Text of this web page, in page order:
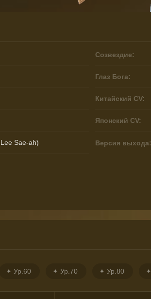
Созвездие:
Глаз Бога:
Китайский CV:
Японский CV:
Sae-ah) Версия выхода:
Ур.60 Ур.70 Ур.80